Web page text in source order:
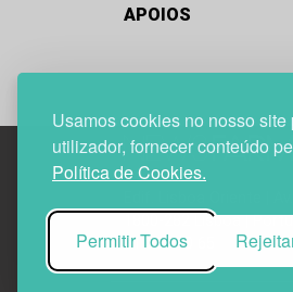
Usamos cookies no nosso
utilizador, fornecer conteúdo
Política de Cookies.
Permitir Todos
APOIOS
1800-282 Lisboa |
21 850 40 65